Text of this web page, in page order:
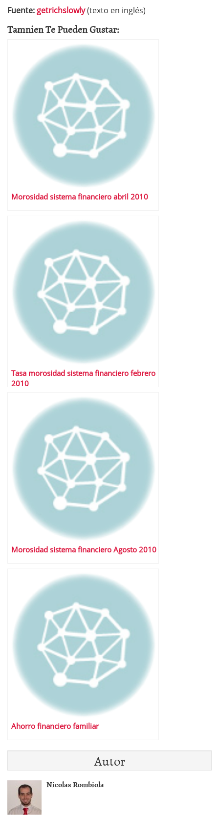
Fuente: getrichslowly(texto en inglés)
Tamnien Te Pueden Gustar:
Morosidad sistema financiero abril 2010
Tasa morosidad sistema financiero febrero
2010
Morosidad sistema financiero Agosto 2010
Ahorro financiero familiar
Autor
Nicolas Rombiola